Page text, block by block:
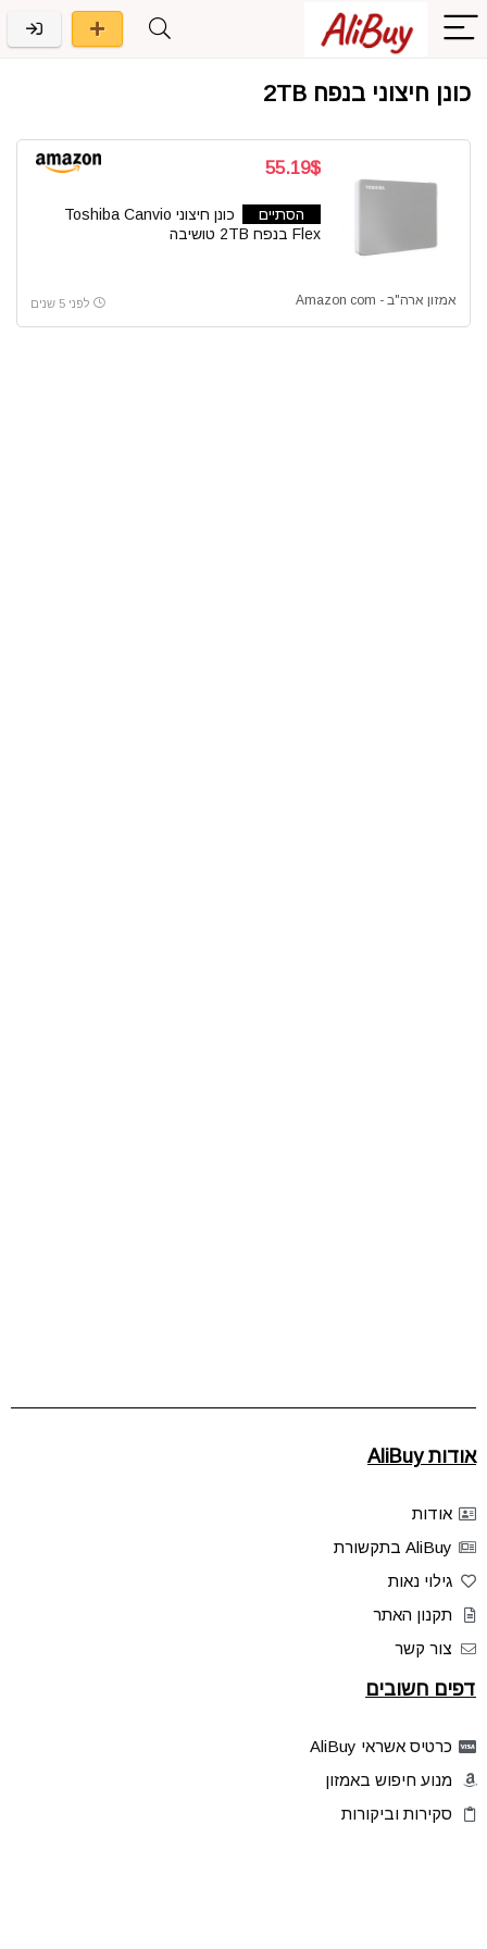
כונן חיצוני בנפח 2TB
55.19$
הסתיים
כונן חיצוני Toshiba Canvio
Flex בנפח 2TB טושיבה
אמזון ארה"ב - Amazon com לפני 5 שנים
אודות AliBuy
אודות
AliBuy בתקשורת
גילוי נאות
תקנון האתר
צור קשר
דפים חשובים
כרטיס אשראי AliBuy
מנוע חיפוש באמזון
סקירות וביקורות